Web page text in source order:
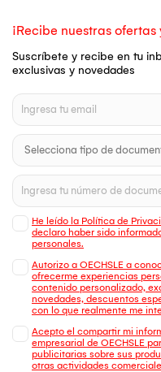
¡Recibe nuestras
Suscríbete y recibe en tu
exclusivas y novedades
He leído la Política de
declaro haber sido
personales.
Autorizo a OECHSLE a
ofrecerme experiencias
contenido personalizado,
novedades, descuentos
con lo que realmente me
Acepto el compartir mi
empresarial de OECHSLE
publicitarias sobre sus
otras actividades